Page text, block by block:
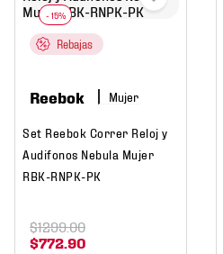
Rebajas
Reebok Mujer
Set Reebok Correr Reloj y
Audifonos Nebula Mujer
RBK-RNPK-PK
$772 90
$1299.00